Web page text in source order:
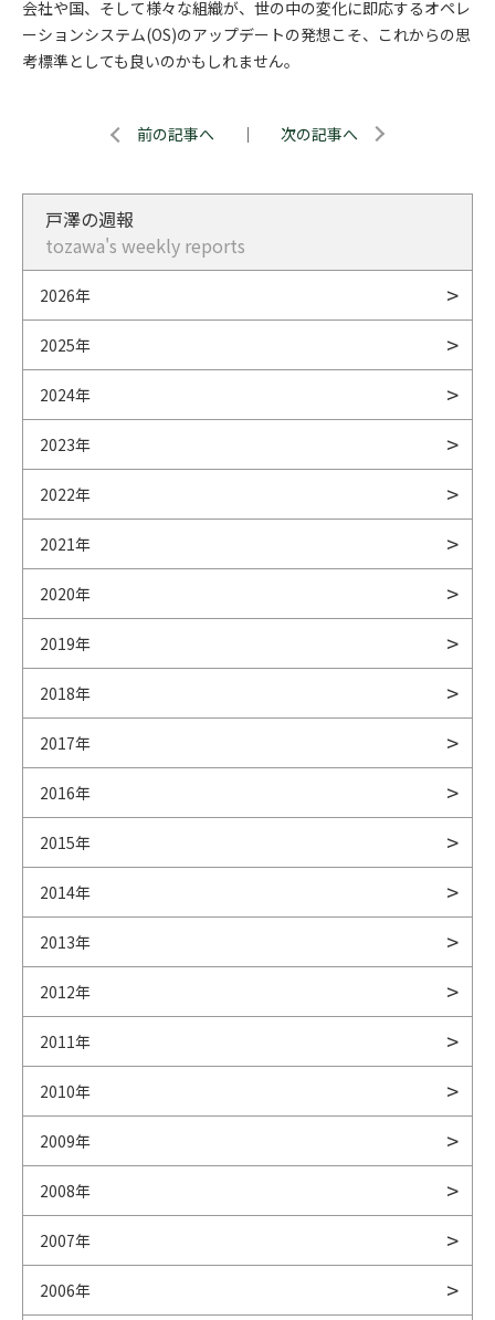
会社や国、そして様々な組織が、世の中の変化に即応するオペレ
ーションシステム(OS)のアップデートの発想こそ、これからの思
考標準としても良いのかもしれません。
前の記事へ ｜ 次の記事へ
戸澤の週報
tozawa's weekly reports
2026年
2025年
2024年
2023年
2022年
2021年
2020年
2019年
2018年
2017年
2016年
2015年
2014年
2013年
2012年
2011年
2010年
2009年
2008年
2007年
2006年